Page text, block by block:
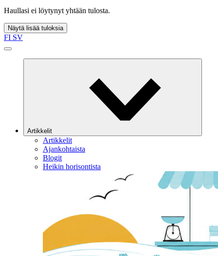
Haullasi ei löytynyt yhtään tulosta.
Näytä lisää tuloksia
FI SV
Artikkelit
Artikkelit
Ajankohtaista
Blogit
Heikin horisontista